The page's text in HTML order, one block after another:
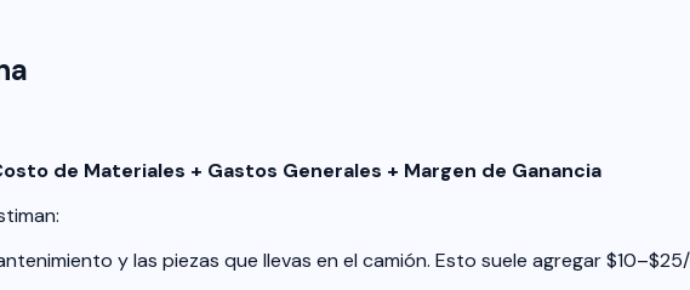
de Materiales + Gastos Generales + Margen de Ganancia
y las piezas que llevas en el camión. Esto suele agregar